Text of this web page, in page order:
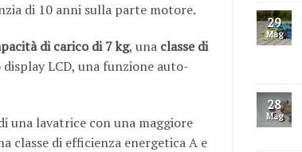
di 10 anni sulla parte motore.
di carico di 7 kg, una classe di
LCD, una funzione auto-
una lavatrice con una maggiore
classe di efficienza energetica A e
29
Mag
28
Mag